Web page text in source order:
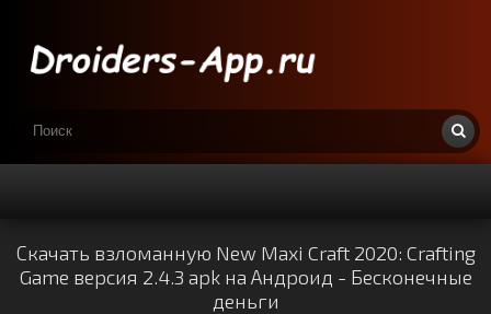
Скачать взломанную New Maxi Craft 2020: Crafting
Game версия 2.4.3 apk на Андроид - Бесконечные
деньги